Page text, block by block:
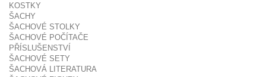
KOSTKY
ŠACHY
ŠACHOVÉ STOLKY
ŠACHOVÉ POČÍTAČE
PŘÍSLUŠENSTVÍ
ŠACHOVÉ SETY
ŠACHOVÁ LITERATURA